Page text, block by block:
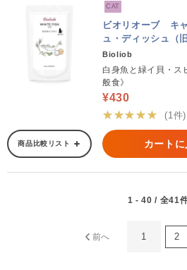
CAT
ビオリオーブ キ
ュ・ディッシュ（
Bioliob
白身魚と緑イ貝・ス
般食》
¥430
★★★★★
(1件)
商品比較リスト カート
1 - 40 / 全41
前へ 1 2